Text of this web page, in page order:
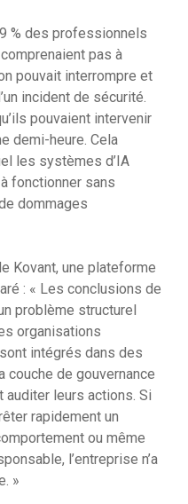
% des professionnels
pas à
pouvait interrompre et
incident de sécurité.
pouvaient intervenir
demi-heure. Cela
les systèmes d’IA
fonctionner sans
dommages
Kovant, une plateforme
: « Les conclusions de
problème structurel
organisations
intégrés dans des
couche de gouvernance
leurs actions. Si
rapidement un
ou même
l’entreprise n’a
»